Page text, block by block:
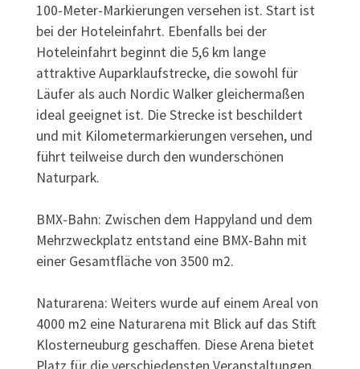
100-Meter-Markierungen versehen ist. Start ist
bei der Hoteleinfahrt. Ebenfalls bei der
Hoteleinfahrt beginnt die 5,6 km lange
attraktive Auparklaufstrecke, die sowohl für
Läufer als auch Nordic Walker gleichermaßen
ideal geeignet ist. Die Strecke ist beschildert
und mit Kilometermarkierungen versehen, und
führt teilweise durch den wunderschönen
Naturpark.
BMX-Bahn: Zwischen dem Happyland und dem
Mehrzweckplatz entstand eine BMX-Bahn mit
einer Gesamtfläche von 3500 m2.
Naturarena: Weiters wurde auf einem Areal von
4000 m2 eine Naturarena mit Blick auf das Stift
Klosterneuburg geschaffen. Diese Arena bietet